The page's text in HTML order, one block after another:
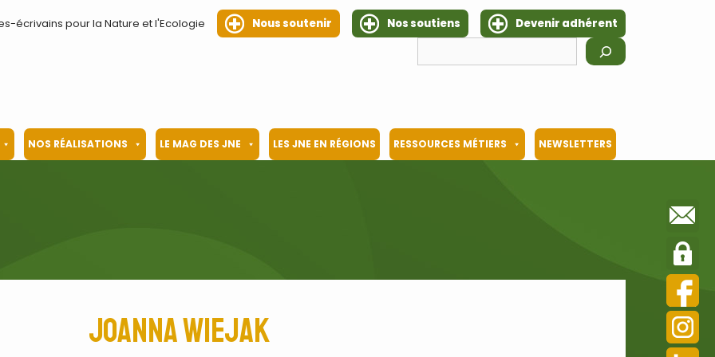
écrivains pour la Nature et l'Ecologie Nous soutenir Nos soutiens
Devenir adhérent
NOS RÉALISATIONS LE MAG DES JNE LES JNE EN RÉGIONS RESSOURCES MÉTIERS NEWSLETTERS
Joanna Wiejak